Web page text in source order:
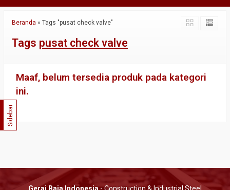
Beranda » Tags "pusat check valve"
Tags pusat check valve
Maaf, belum tersedia produk pada kategori
ini.
Sidebar